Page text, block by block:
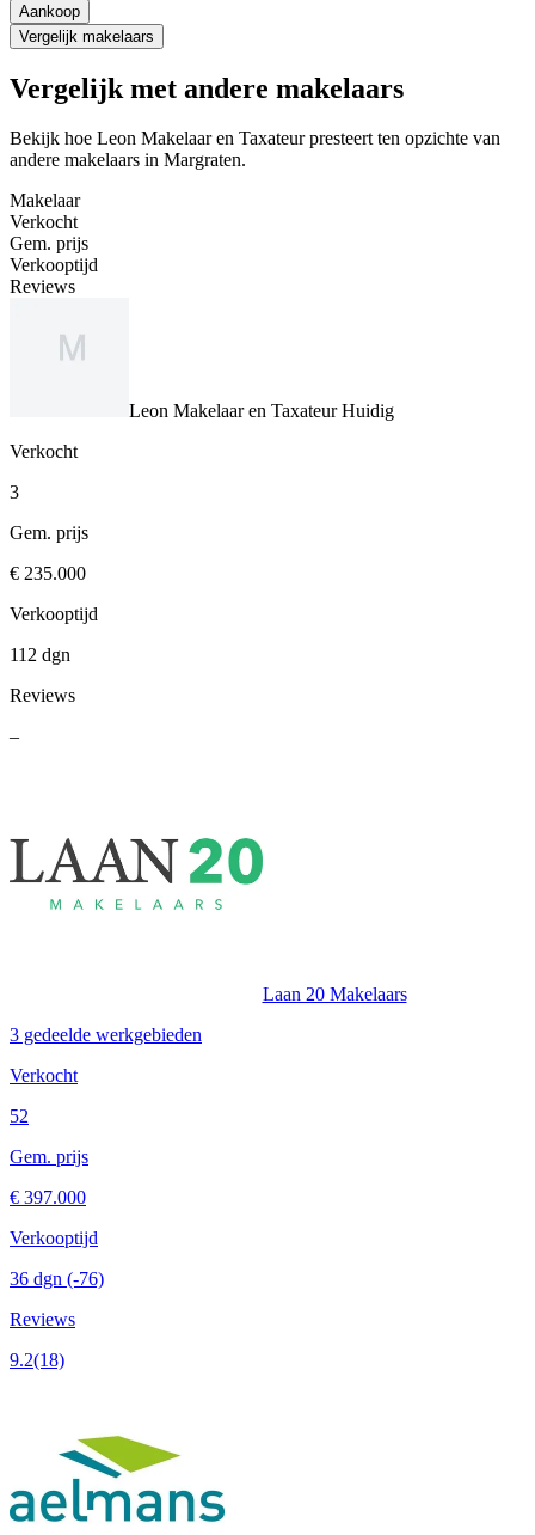
Aankoop
Vergelijk makelaars
Vergelijk met andere makelaars
Bekijk hoe Leon Makelaar en Taxateur presteert ten opzichte van
andere makelaars in Margraten.
Makelaar
Verkocht
Gem. prijs
Verkooptijd
Reviews
Leon Makelaar en TaxateurHuidig
Verkocht
3
Gem. prijs
€ 235.000
Verkooptijd
112 dgn
Reviews
–
Laan 20 Makelaars
3 gedeelde werkgebieden
Verkocht
52
Gem. prijs
€ 397.000
Verkooptijd
36 dgn (-76)
Reviews
9.2(18)